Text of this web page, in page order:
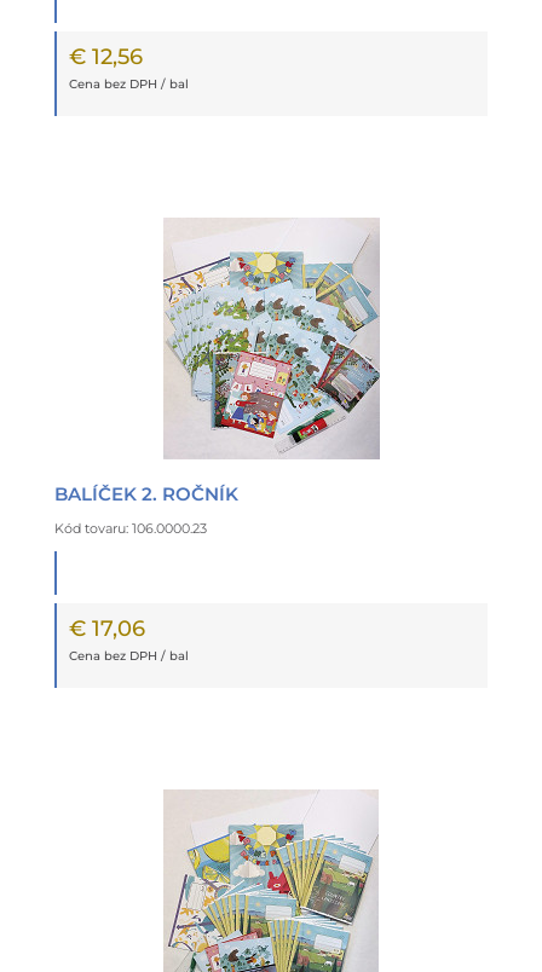
€ 12,56
Cena bez DPH / bal
BALÍČEK 2. ROČNÍK
Kód tovaru: 106.0000.23
€ 17,06
Cena bez DPH / bal